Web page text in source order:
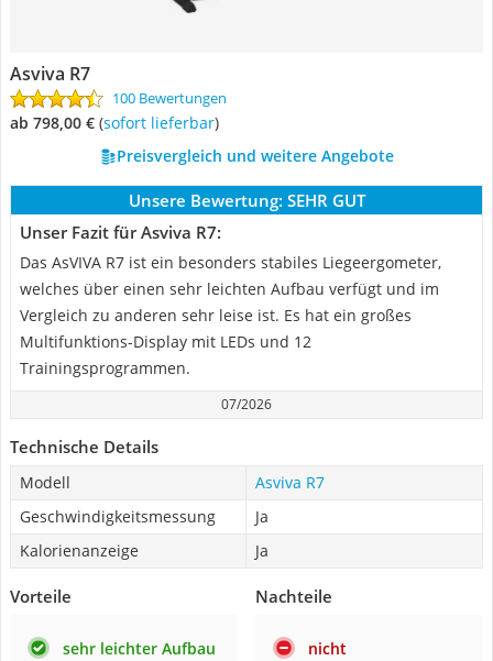
Asviva R7
100 Bewertungen
ab 798,00 € ( Sofort lieferbar)
Preisvergleich und weitere Angebote
Unsere Bewertung: SEHR GUT
Unser Fazit für Asviva R7:
Das AsVIVA R7 ist ein besonders stabiles Liegeergometer,
welches über einen sehr leichten Aufbau verfügt und im
Vergleich zu anderen sehr leise ist. Es hat ein großes
Multifunktions-Display mit LEDs und 12
Trainingsprogrammen.
07/2026
Technische Details
Modell
Asviva R7
Geschwindigkeitsmessung
Ja
Kalorienanzeige
Ja
Vorteile
sehr leichter Aufbau
Nachteile
nicht